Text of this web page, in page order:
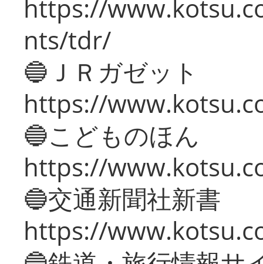
https://
nts/tdr/
🔵ＪＲガゼット
https://
🔵こどものほん
https://
🔵交通新聞社新書
https://